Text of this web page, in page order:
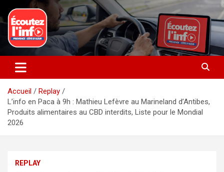
au
contenu
Ecoutez l’info
La radio du quotidien
Accueil
Replay
L’info en Paca à 9h : Mathieu Lefèvre au Marineland d’Antibes,
Produits alimentaires au CBD interdits, Liste pour le Mondial
2026
REPLAY